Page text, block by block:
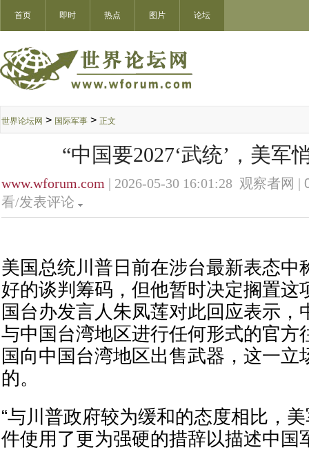
首页 即时 热点 图片 论坛
世界论坛网 > 国际军事 > 正文
“中国要2027‘武统’，美军
www.wforum.com | 2026-05-30 16:01:28 观察者网 |
看/发表评论
美国总统川普日前在涉台最新表态中
好的谈判筹码，但他暂时决定搁置这
国台办发言人朱凤莲对此回应表示，
与中国台湾地区进行任何形式的官方
国向中国台湾地区出售武器，这一立
的。
“与川普政府较为缓和的态度相比，
件使用了更为强硬的措辞以描述中国